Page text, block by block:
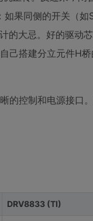
果同侧的开关（如
的大忌。好的驱动
己搭建分立元件H
的控制和电源接口
DRV8833 (TI)